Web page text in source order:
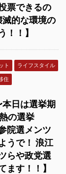
票できるの
的な環境の
！！】
ト
ライフスタイル
住
本日は選挙期
の選挙
院選メンツ
うで！ 浪江
らや政党選
ます！！】